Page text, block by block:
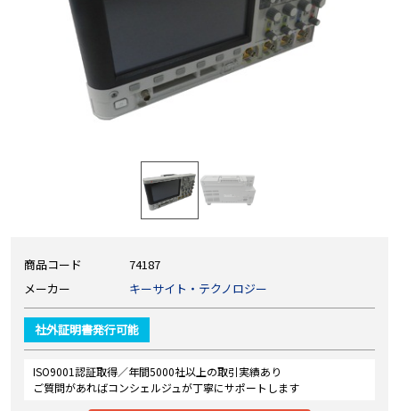
商品コード
74187
メーカー
キーサイト・テクノロジー
社外証明書発行可能
ISO9001認証取得／年間5000社以上の取引実績あり
ご質問があればコンシェルジュが丁寧にサポートします